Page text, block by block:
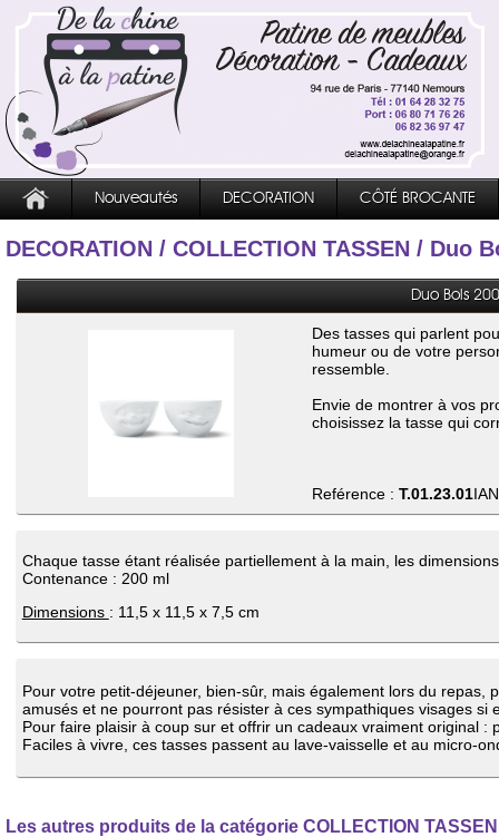
Nouveautés DECORATION CÔTÉ BROCANTE
DECORATION / COLLECTION TASSEN / Duo
Duo Bols
Des tasses qui parlent
humeur ou de votre
ressemble.
Envie de montrer à vos
choisissez la tasse qui
Reférence : T.01.23.01
Chaque tasse étant réalisée partiellement à la main, les
Contenance : 200 ml
Dimensions : 11,5 x 11,5 x 7,5 cm
Pour votre petit-déjeuner, bien-sûr, mais également lors du
amusés et ne pourront pas résister à ces sympathiques visages si
Pour faire plaisir à coup sur et offrir un cadeaux vraiment original :
Faciles à vivre, ces tasses passent au lave-vaisselle et au micro-
Les autres produits de la catégorie COLLECTION TASSEN